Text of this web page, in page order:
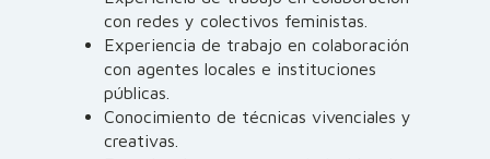
con redes y colectivos feministas.
Experiencia de trabajo en colaboración
con agentes locales e instituciones
públicas.
Conocimiento de técnicas vivenciales y
creativas.